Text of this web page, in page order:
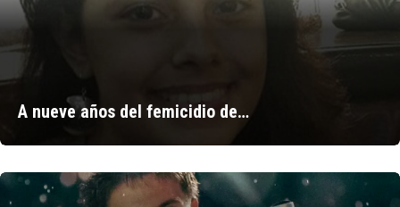
A nueve años del femicidio de…